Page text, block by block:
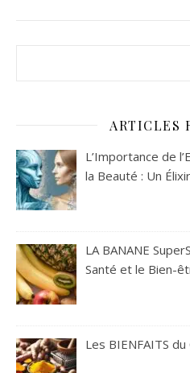
ARTICLES
L’Importance de
la Beauté : Un Élixir
LA BANANE
Santé et le Bien-
Les BIENFAITS du